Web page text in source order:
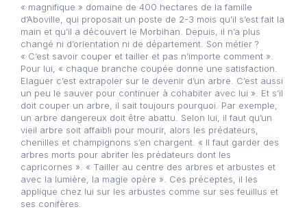
« magnifique » domaine de 400 hectares de la famille
d’Aboville, qui proposait un poste de 2-3 mois qu’il s’est fait la
main et qu’il a découvert le Morbihan. Depuis, il n’a plus
changé ni d’orientation ni de département. Son métier ?
« C’est savoir couper et tailler et pas n’importe comment ».
Pour lui, « chaque branche coupée donne une satisfaction.
Elaguer c’est extrapoler sur le devenir d’un arbre. C’est aussi
un peu le sauver pour continuer à cohabiter avec lui ». Et s’il
doit couper un arbre, il sait toujours pourquoi. Par exemple,
un arbre dangereux doit être abattu. Selon lui, il faut qu’un
vieil arbre soit affaibli pour mourir, alors les prédateurs,
chenilles et champignons s’en chargent. « Il faut garder des
arbres morts pour abriter les prédateurs dont les
capricornes ». « Tailler au centre des arbres et arbustes et
avec la lumière, la magie opère ». Ces préceptes, il les
applique chez lui sur les arbustes comme sur ses feuillus et
ses conifères.